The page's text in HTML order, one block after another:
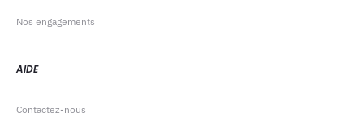
Nos engagements
AIDE
Contactez-nous